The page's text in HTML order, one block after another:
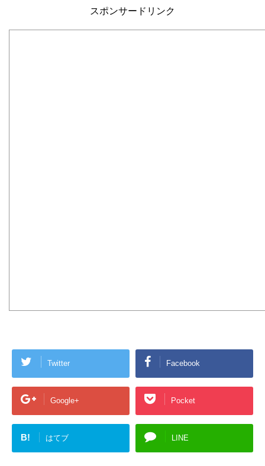
スポンサードリンク
Twitter Facebook
Google+ Pocket
B! はてブ LINE